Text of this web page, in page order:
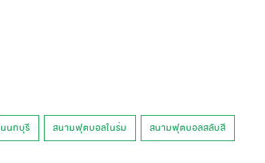
นนทบุรี สนามฟุตบอลในร่ม สนามฟุตบอลสลับสี